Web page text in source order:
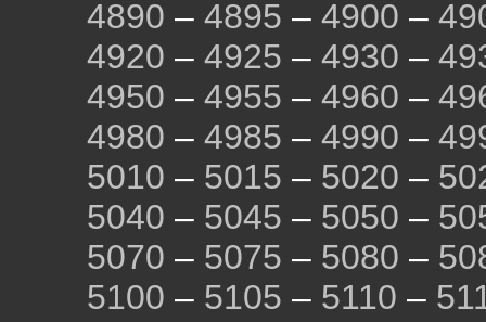
4890 – 4895 – 4900 –
4920 – 4925 – 4930 –
4950 – 4955 – 4960 –
4980 – 4985 – 4990 –
5010 – 5015 – 5020 –
5040 – 5045 – 5050 –
5070 – 5075 – 5080 –
5100 – 5105 – 5110 –